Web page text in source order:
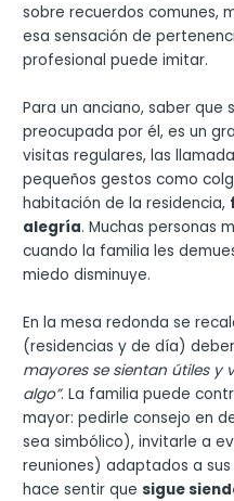
sobre recuerdos comunes,
esa sensación de
profesional puede imitar.
Para un anciano, saber
preocupada por él, es un
visitas regulares, las
pequeños gestos como
habitación de la residencia,
alegría. Muchas personas
cuando la familia les
miedo disminuye.
En la mesa redonda se
(residencias y de día)
mayores se sientan útiles y
algo”. La familia puede
mayor: pedirle consejo en
sea simbólico), invitarle a
reuniones) adaptados a
hace sentir quesigue